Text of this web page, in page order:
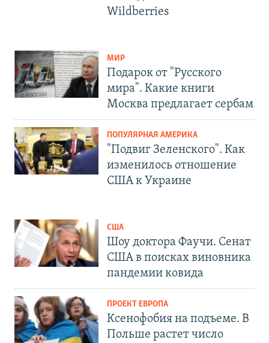
Wildberries
МИР
Подарок от "Русского
мира". Какие книги
Москва предлагает сербам
ПОПУЛЯРНАЯ АМЕРИКА
"Подвиг Зеленского". Как
изменилось отношение
США к Украине
США
Шоу доктора Фаучи. Сенат
США в поисках виновника
пандемии ковида
ПРОЕКТ ЕВРОПА
Ксенофобия на подъеме. В
Польше растет число